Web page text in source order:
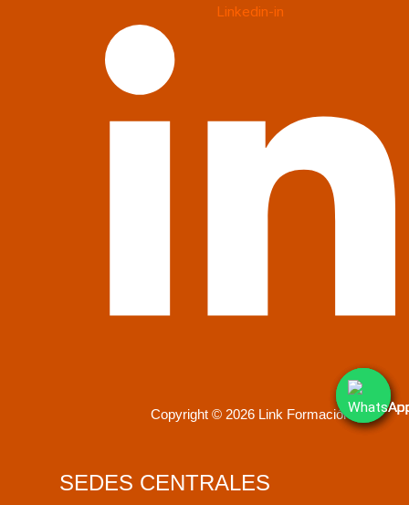
Linkedin-in
Copyright © 2026 Link Formación
SEDES CENTRALES